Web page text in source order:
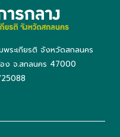
พระเกียรติ จังหวัดสกลนคร
อง จ.สกลนคร 47000